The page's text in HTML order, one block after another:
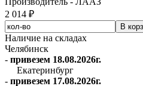
2 014 ₽
Наличие на складах
Челябинск
- привезем 18.08.2026г.
Екатеринбург
- привезем 17.08.2026г.